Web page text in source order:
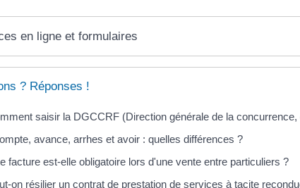
en ligne et formulaires
? Réponses !
saisir la DGCCRF (Direction générale de la
avance, arrhes et avoir : quelles différences ?
facture est-elle obligatoire lors d'une vente entre particuliers ?
on résilier un contrat de prestation de services à tacite